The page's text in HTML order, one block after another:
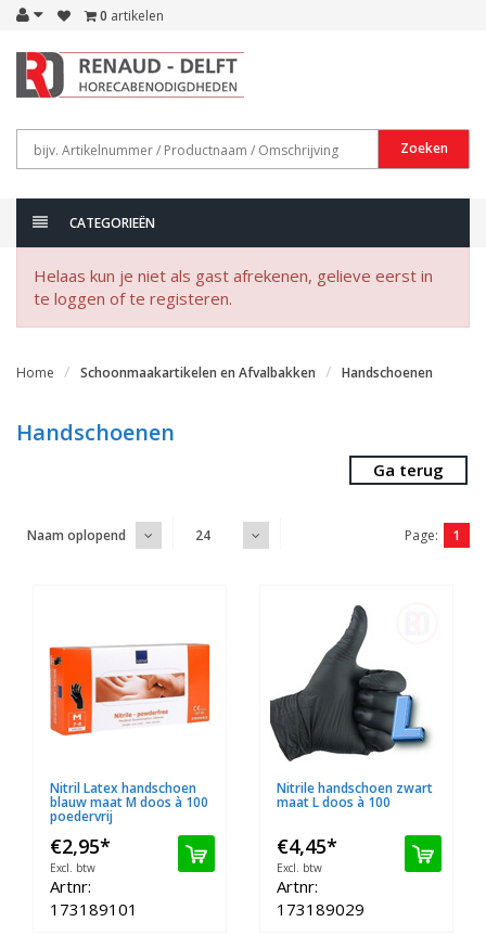
0 artikelen
Zoeken
CATEGORIEËN
Helaas kun je niet als gast afrekenen, gelieve eerst in
te loggen of te registeren.
Home Schoonmaakartikelen en Afvalbakken Handschoenen
Handschoenen
Ga terug
Naam oplopend 24 Page: 1
Nitril Latex handschoen
blauw maat M doos à 100
poedervrij
€2,95*
Excl. btw
Artnr:
173189101
Nitrile handschoen zwart
maat L doos à 100
€4,45*
Excl. btw
Artnr:
173189029